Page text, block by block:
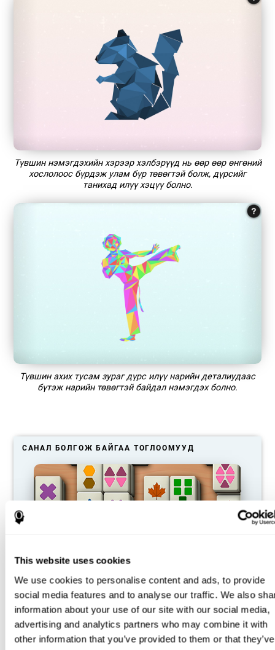
This website uses cookies
We use cookies to personalise content and ads, to provide
social media features and to analyse our traffic. We also
information about your use of our site with our social media,
advertising and analytics partners who may combine it with
other information that you’ve provided to them or that they’ve
Түвшин нэмэгдэхийн хэрээр хэлбэрүүд нь өөр өөр өнгөний
хослолоос бүрдэж улам бүр төвөгтэй болж, дүрсийг
танихад илүү хэцүү болно.
Түвшин ахих тусам зураг дүрс илүү нарийн деталиудаас
бүтэж нарийн төвөгтэй байдал нэмэгдэх болно.
САНАЛ БОЛГОЖ БАЙГАА ТОГЛООМУУД
Маджонг